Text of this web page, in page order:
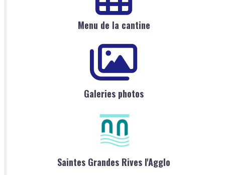
Menu de la cantine
Galeries photos
Saintes Grandes Rives l'Agglo